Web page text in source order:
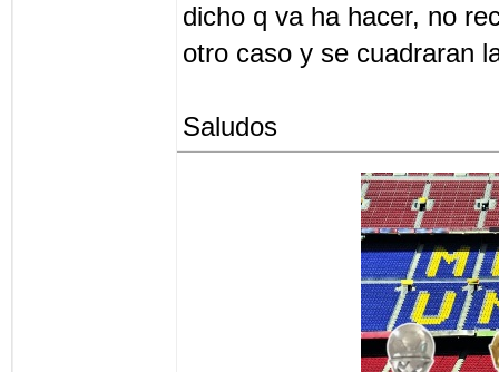
dicho q va ha hacer, no
otro caso y se cuadraran
Saludos